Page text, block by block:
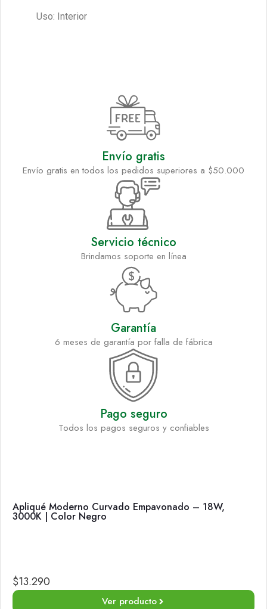
Uso: Interior
Envío gratis
Envío gratis en todos los pedidos superiores a $50.000
Servicio técnico
Brindamos soporte en línea
Garantía
6 meses de garantía por falla de fábrica
Pago seguro
Todos los pagos seguros y confiables
Apliqué Moderno Curvado Empavonado – 18W,
3000K | Color Negro
$13.290
Ver producto